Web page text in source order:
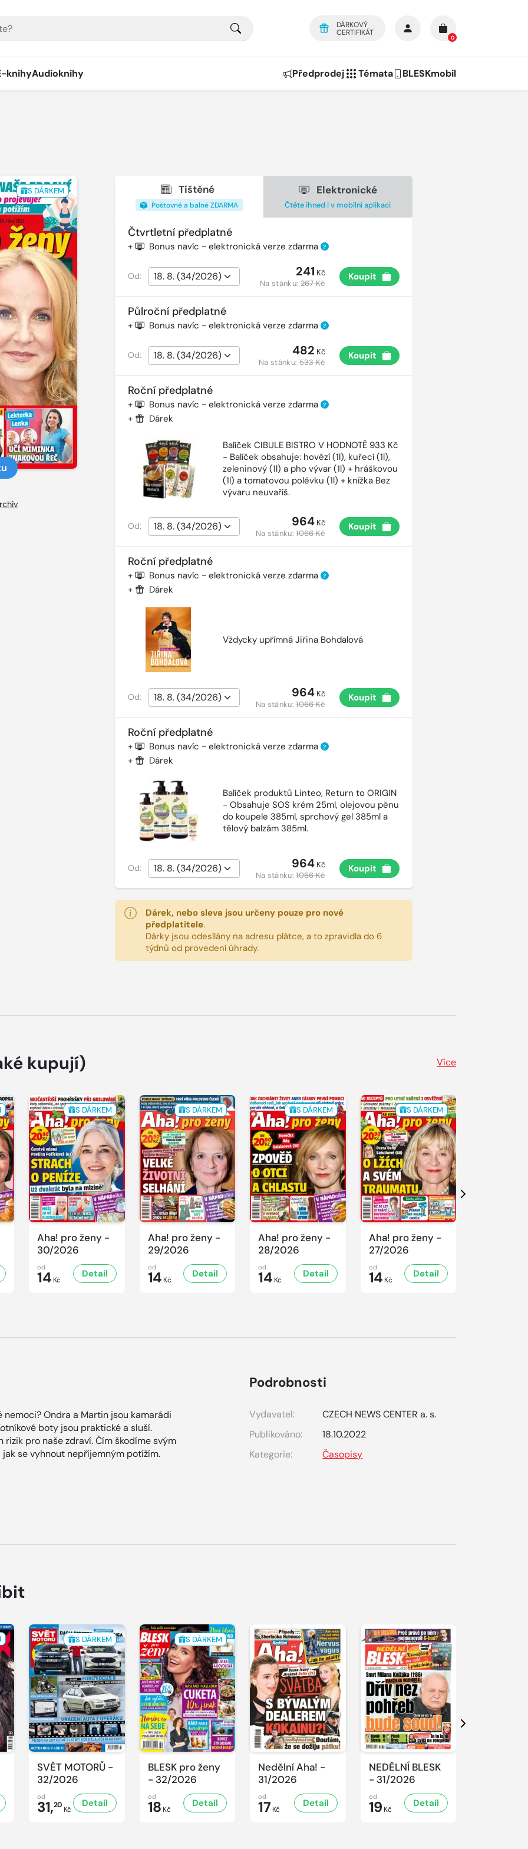
DÁRKOVÝ
CERTIFIKÁT
0
knihyAudioknihy Předprodej Témata BLESKmobil
S DÁRKEM Tištěné
Poštovné a balné ZDARMA
Elektronické
Čtěte ihned i v mobilní aplikaci
Čtvrtletní předplatné
+ Bonus navíc - elektronická verze zdarma ?
Od: 241 Kč
Na stánku:267 Kč
Koupit
Půlroční předplatné
+ Bonus navíc - elektronická verze zdarma ?
Od: 482 Kč
Na stánku:533 Kč
Koupit
Roční předplatné
+ Bonus navíc - elektronická verze zdarma ?
+ Dárek
Balíček CIBULE BISTRO V HODNOTĚ 933 Kč
- Balíček obsahuje: hovězí (1l), kuřecí (1l),
zeleninový (1l) a pho vývar (1l) + hráškovou
(1l) a tomatovou polévku (1l) + knížka Bez
vývaru neuvaříš.
Od: 964Kč
Na stánku:1066 Kč
Koupit
Roční předplatné
+ Bonus navíc - elektronická verze zdarma ?
+ Dárek
Vždycky upřímná Jiřina Bohdalová
Od: 964Kč
Na stánku:1066 Kč
Koupit
Roční předplatné
+ Bonus navíc - elektronická verze zdarma ?
+ Dárek
Balíček produktů Linteo, Return to ORIGIN
- Obsahuje SOS krém 25ml, olejovou pěnu
do koupele 385ml, sprchový gel 385ml a
tělový balzám 385ml.
Od: 964Kč
Na stánku:1066 Kč
Koupit
Dárek, nebo sleva jsou určeny pouze pro nové
předplatitele.
Dárky jsou odesílány na adresu plátce, a to zpravidla do 6
týdnů od provedení úhrady.
kupují) Více
S DÁRKEM
Aha! pro ženy -
30/2026
od
14 Kč
Detail
S DÁRKEM
Aha! pro ženy -
29/2026
od
14 Kč
Detail
S DÁRKEM
Aha! pro ženy -
28/2026
od
14 Kč
Detail
S DÁRKEM
Aha! pro ženy -
27/2026
od
14 Kč
Detail
Další
nemoci? Ondra a Martin jsou kamarádi
boty jsou praktické a sluší.
rizik pro naše zdraví. Čím škodíme svým
se vyhnout nepříjemným potížím.
Podrobnosti
Vydavatel:
CZECH NEWS CENTER a. s.
Publikováno:
18.10.2022
Kategorie:
Časopisy
S DÁRKEM
SVĚT MOTORŮ -
32/2026
od
31,20 Kč
Detail
S DÁRKEM
BLESK pro ženy
- 32/2026
od
18 Kč
Detail
Nedělní Aha! -
31/2026
od
17 Kč
Detail
NEDĚLNÍ BLESK
- 31/2026
od
19 Kč
Detail
Další